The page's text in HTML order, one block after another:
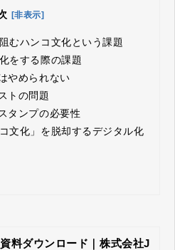
[非表示]
むハンコ文化という課題
をする際の課題
やめられない
トの問題
タンプの必要性
文化」を脱却するデジタル化
資料ダウンロード｜株式会社J